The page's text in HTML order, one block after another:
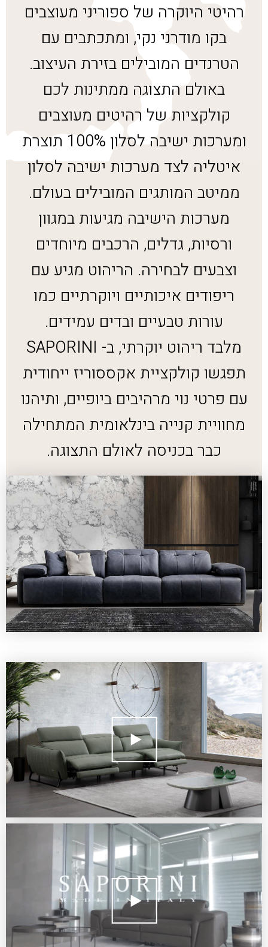
רהיטי היוקרה של ספוריני מעוצבים
בקו מודרני נקי, ומתכתבים עם
הטרנדים המובילים בזירת העיצוב.
באולם התצוגה ממתינות לכם
קולקציות של רהיטים מעוצבים
ומערכות ישיבה לסלון 100% תוצרת
איטליה לצד מערכות ישיבה לסלון
ממיטב המותגים המובילים בעולם.
מערכות הישיבה מגיעות במגוון
ורסיות, גדלים, הרכבים מיוחדים
וצבעים לבחירה. הריהוט מגיע עם
ריפודים איכותיים ויוקרתיים כמו
עורות טבעיים ובדים עמידים.
מלבד ריהוט יוקרתי, ב- SAPORINI
תפגשו קולקציית אקססוריז ייחודית
עם פרטי נוי מרהיבים ביופיים, ותיהנו
מחוויית קנייה בינלאומית המתחילה
כבר בכניסה לאולם התצוגה.